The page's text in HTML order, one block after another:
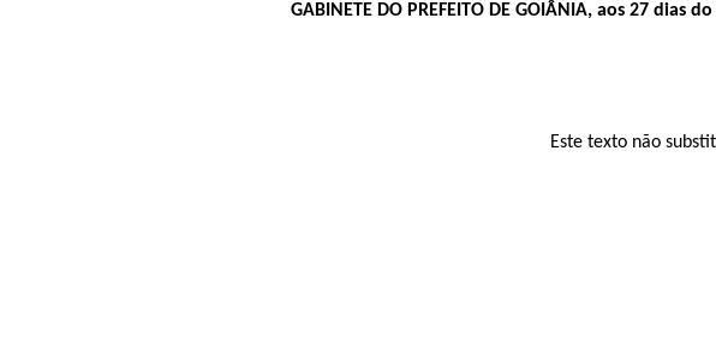
GABINETE DO PREFEITO DE GOIÂNIA, aos 27 dias
Este texto não